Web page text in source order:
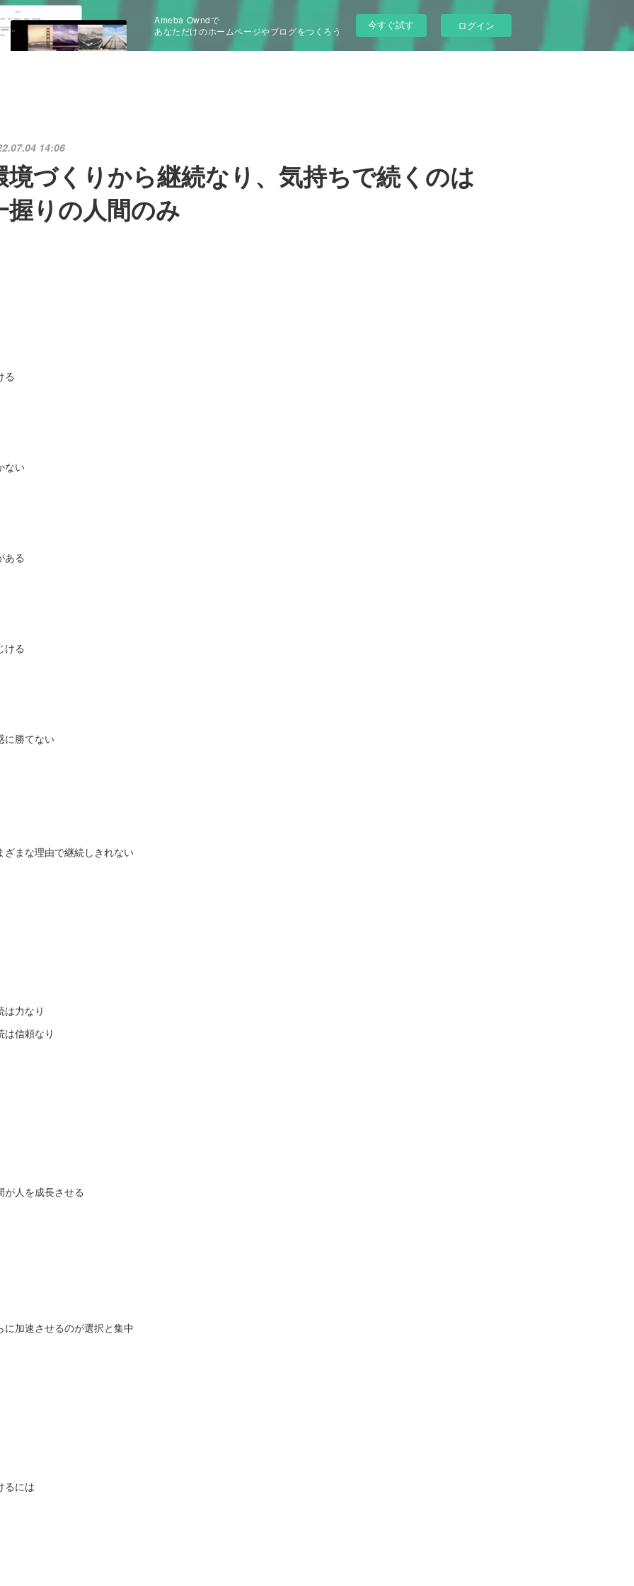
Ameba Owndで
あなただけのホームページやブログをつくろう
今すぐ試す ログイン
14:06
境づくりから継続なり、気持ちで続くのは
握りの人間のみ
る
ない
ある
ける
に勝てない
ざまな理由で継続しきれない
は力なり
は信頼なり
が人を成長させる
に加速させるのが選択と集中
るには